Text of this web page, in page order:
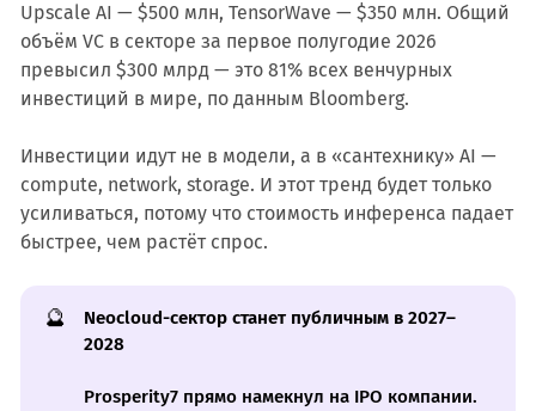
Upscale AI — $500 млн, TensorWave — $350 млн. Общий
объём VC в секторе за первое полугодие 2026
превысил $300 млрд — это 81% всех венчурных
инвестиций в мире, по данным Bloomberg.
Инвестиции идут не в модели, а в «сантехнику» AI —
compute, network, storage. И этот тренд будет только
усиливаться, потому что стоимость инференса падает
быстрее, чем растёт спрос.
🔮
Neocloud-сектор станет публичным в 2027–
2028
Prosperity7 прямо намекнул на IPO компании.